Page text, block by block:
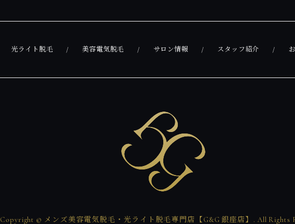
光ライト脱毛 美容電気脱毛 サロン情報 スタッフ紹介
Copyright © メンズ美容電気脱毛・光ライト脱毛専門店【G&G 銀座店】. All Rights